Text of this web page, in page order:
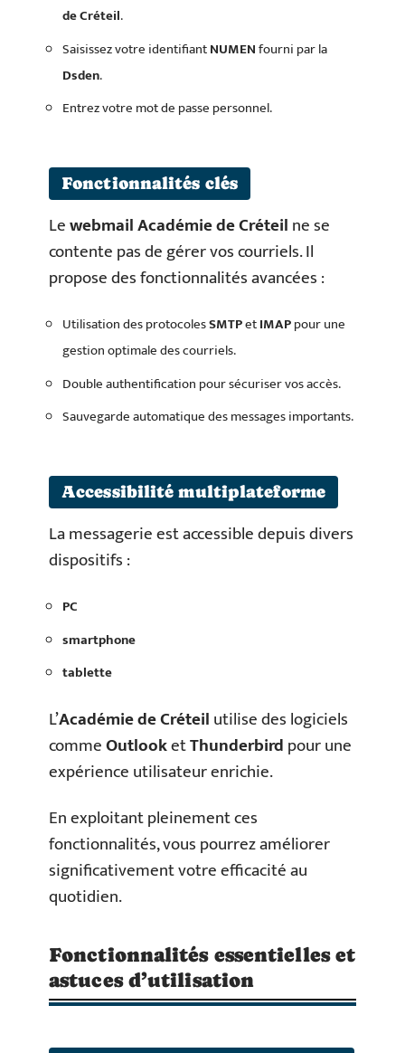
de Créteil.
Saisissez votre identifiantNUMENfourni par la
Dsden.
Entrez votre mot de passe personnel.
Fonctionnalités clés
Lewebmail Académie de Créteilne se
contente pas de gérer vos courriels. Il
propose des fonctionnalités avancées :
Utilisation des protocolesSMTPetIMAPpour une
gestion optimale des courriels.
Double authentification pour sécuriser vos accès.
Sauvegarde automatique des messages importants.
Accessibilité multiplateforme
La messagerie est accessible depuis divers
dispositifs :
PC
smartphone
tablette
L’Académie de Créteilutilise des logiciels
commeOutlooketThunderbirdpour une
expérience utilisateur enrichie.
En exploitant pleinement ces
fonctionnalités, vous pourrez améliorer
significativement votre efficacité au
quotidien.
Fonctionnalités essentielles et
astuces d’utilisation